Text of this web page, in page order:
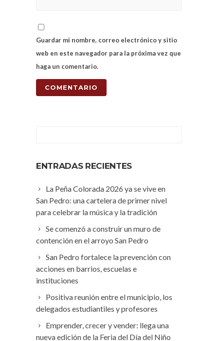
Guardar mi nombre, correo electrónico y sitio
web en este navegador para la próxima vez que
haga un comentario.
ENTRADAS RECIENTES
La Peña Colorada 2026 ya se vive en
San Pedro: una cartelera de primer nivel
para celebrar la música y la tradición
Se comenzó a construir un muro de
contención en el arroyo San Pedro
San Pedro fortalece la prevención con
acciones en barrios, escuelas e
instituciones
Positiva reunión entre el municipio, los
delegados estudiantiles y profesores
Emprender, crecer y vender: llega una
nueva edición de la Feria del Día del Niño